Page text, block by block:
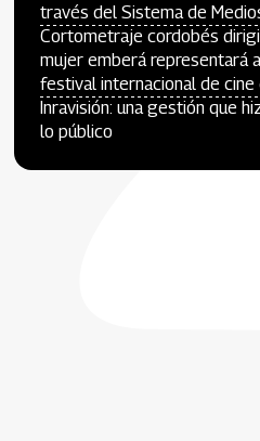
través del Sistema de
Cortometraje cordobés
mujer emberá representará
festival internacional de cine
Inravisión: una gestión que
lo público